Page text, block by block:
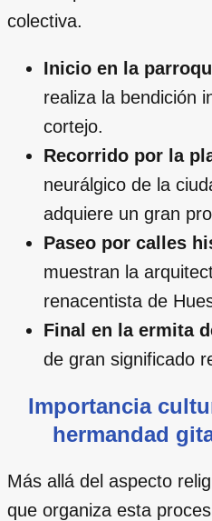
colectiva.
Inicio en la
realiza la bendición
cortejo.
Recorrido por la
neurálgico de la
adquiere un gran
Paseo por calles
muestran la
renacentista de
Final en la ermita
de gran significado
Importancia
hermandad
Más allá del aspecto
que organiza esta